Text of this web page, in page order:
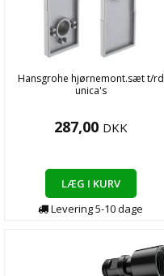
Hansgrohe hjørnemont.sæt t/rd
unica's
287,00 DKK
LÆG I KURV
Levering5-10dage